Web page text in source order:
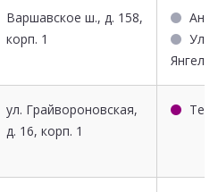
Варшавское ш., д. 158,
корп. 1
Янгеля
ул. Грайвороновская,
д. 16, корп. 1